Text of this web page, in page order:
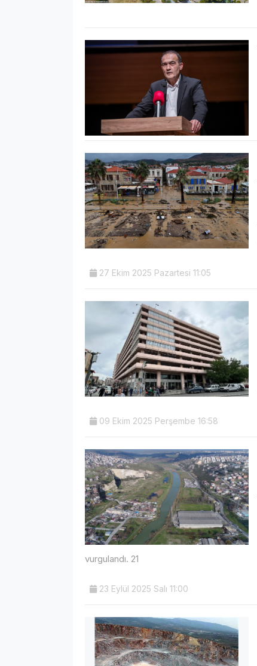
27 Ekim 2025 Pazartesi 11:05
09 Ekim 2025 Perşembe 16:58
vurgulandı. 21
23 Eylül 2025 Salı 11:00